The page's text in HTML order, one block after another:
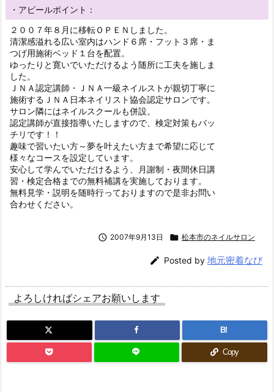
・アピールポイント：
２００７年８月に移転ＯＰＥＮしました。
清潔感溢れる広い室内はハンド６席・フット３席・ま
つげ用施術ベッド１台を配置。
ゆったりと寛いでいただけるよう随所に工夫を施しま
した。
ＪＮＡ認定講師・ＪＮＡ一級ネイルストが親切丁寧に
施術するＪＮＡ日本ネイリスト協会認定サロンです。
サロン隣にはネイルスクールも併設。
認定講師が直接指導いたしますので、検定対策もバッ
チリです！！
趣味で習いたい方～夢を叶えたい方まで希望に応じて
様々なコースを設定しています。
安心して学んでいただけるよう、月謝制・夜間休日講
習・検定合格までの無料補講を実施しております。
無料見学・説明を随時行っておりますので是非お問い
合わせください。
 2007年9月13日  松本市のネイルサロン
 Posted by 地元密着なび
よろしければシェアお願いします
B!
Copy